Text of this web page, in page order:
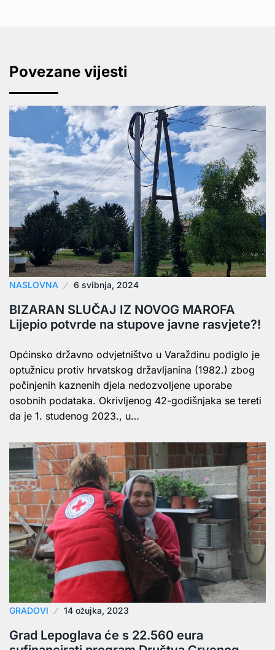
Povezane vijesti
NASLOVNA 6 svibnja, 2024
BIZARAN SLUČAJ IZ NOVOG MAROFA
Lijepio potvrde na stupove javne rasvjete?!
Općinsko državno odvjetništvo u Varaždinu podiglo je
optužnicu protiv hrvatskog državljanina (1982.) zbog
počinjenih kaznenih djela nedozvoljene uporabe
osobnih podataka. Okrivljenog 42-godišnjaka se tereti
da je 1. studenog 2023., u…
GRADOVI 14 ožujka, 2023
Grad Lepoglava će s 22.560 eura